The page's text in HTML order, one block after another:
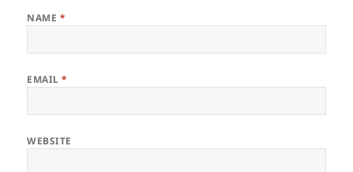
NAME *
EMAIL*
WEBSITE